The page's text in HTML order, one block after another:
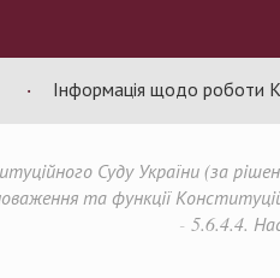
Інформація щодо роботи
Суду України (за
та функції
5.6.4.4.